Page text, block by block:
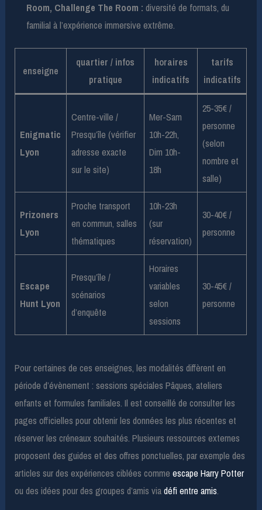
Room, Challenge The Room : diversité de formats, du
familial à l’expérience immersive extrême.
enseigne
quartier / infos
pratique
horaires
indicatifs
tarifs
indicatifs
Enigmatic
Lyon
Centre-ville /
Presqu’île (vérifier
adresse exacte
sur le site)
Mer-Sam
10h-22h,
Dim 10h-
18h
25-35€ /
personne
(selon
nombre et
salle)
Prizoners
Lyon
Proche transport
en commun, salles
thématiques
10h-23h
(sur
réservation)
30-40€ /
personne
Escape
Hunt Lyon
Presqu’île /
scénarios
d’enquête
Horaires
variables
selon
sessions
30-45€ /
personne
Pour certaines de ces enseignes, les modalités diffèrent en
période d’évènement : sessions spéciales Pâques, ateliers
enfants et formules familiales. Il est conseillé de consulter les
pages officielles pour obtenir les données les plus récentes et
réserver les créneaux souhaités. Plusieurs ressources externes
proposent des guides et des offres ponctuelles, par exemple des
articles sur des expériences ciblées commeescape Harry Potter
ou des idées pour des groupes d’amis viadéfi entre amis.